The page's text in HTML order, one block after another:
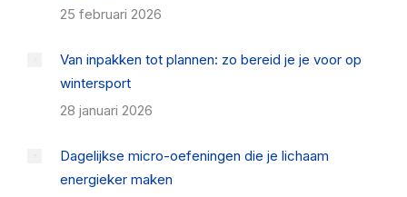
25 februari 2026
Van inpakken tot plannen: zo bereid je je voor op
wintersport
28 januari 2026
Dagelijkse micro-oefeningen die je lichaam
energieker maken